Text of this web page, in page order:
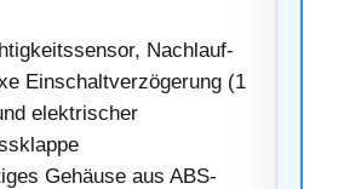
Nachlauf-
Einschaltverzögerung (1
elektrischer
Gehäuse aus ABS-